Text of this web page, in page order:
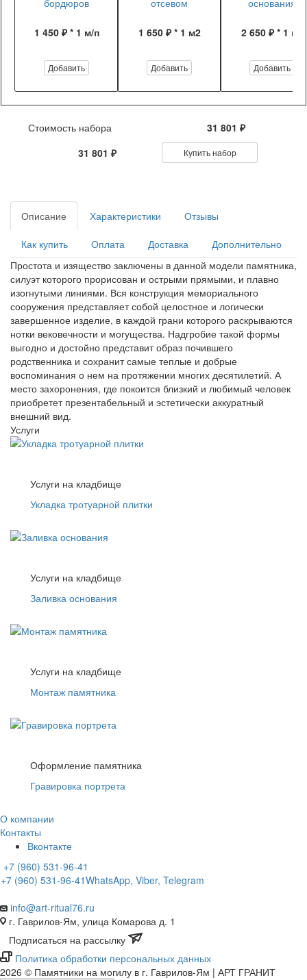
1 450 ₽ * 1 м/п
Добавить
1 650 ₽ * 1 м2
Добавить
2 650 ₽ * 1 м2
Добавить
Стоимость набора
31 801 ₽
31 801 ₽
Купить набор
Описание Характеристики Отзывы
Как купить Оплата Доставка
Дополнительно
Простота и изящество заключены в данной модели памятника,
силуэт которого прорисован и острыми прямыми, и плавно
изогнутыми линиями. Вся конструкция мемориального
сооружения представляет собой целостное и логически
завершенное изделие, в каждой грани которого раскрываются
нотки вековечности и могущества. Надгробие такой формы
выгодно и достойно представит образ почившего
родственника и сохранит самые теплые и добрые
воспоминания о нем на протяжении многих десятилетий. А
место захоронения, где покоится близкий и любимый человек
приобретет презентабельный и эстетически аккуратный
внешний вид.
Услуги
Услуги на кладбище
Укладка тротуарной плитки
Услуги на кладбище
Заливка основания
Услуги на кладбище
Монтаж памятника
Оформление памятника
Гравировка портрета
О компании
Контакты
Вконтакте
+7 (960) 531-96-41
+7 (960) 531-96-41WhatsApp, Viber, Telegram
info@art-ritual76.ru
г. Гаврилов-Ям, улица Комарова д. 1
Подписаться на рассылку
Политика обработки персональных данных
2026 © Памятники на могилу в г. Гаврилов-Ям | АРТ ГРАНИТ